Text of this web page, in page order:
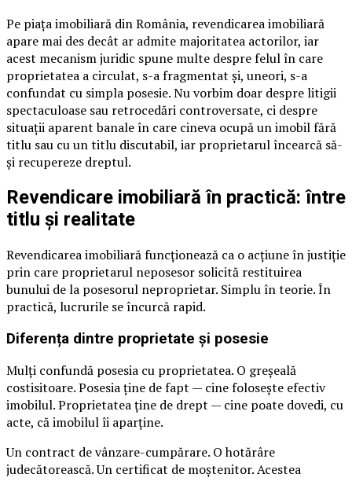
Pe piața imobiliară din România, revendicarea imobiliară
apare mai des decât ar admite majoritatea actorilor, iar
acest mecanism juridic spune multe despre felul în care
proprietatea a circulat, s-a fragmentat și, uneori, s-a
confundat cu simpla posesie. Nu vorbim doar despre litigii
spectaculoase sau retrocedări controversate, ci despre
situații aparent banale în care cineva ocupă un imobil fără
titlu sau cu un titlu discutabil, iar proprietarul încearcă să-
și recupereze dreptul.
Revendicare imobiliară în practică: între
titlu și realitate
Revendicarea imobiliară funcționează ca o acțiune în justiție
prin care proprietarul neposesor solicită restituirea
bunului de la posesorul neproprietar. Simplu în teorie. În
practică, lucrurile se încurcă rapid.
Diferența dintre proprietate și posesie
Mulți confundă posesia cu proprietatea. O greșeală
costisitoare. Posesia ține de fapt — cine folosește efectiv
imobilul. Proprietatea ține de drept — cine poate dovedi, cu
acte, că imobilul îi aparține.
Un contract de vânzare-cumpărare. O hotărâre
judecătorească. Un certificat de moștenitor. Acestea